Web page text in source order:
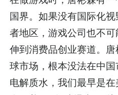
国界。如果没有国际化
者地区，游戏公司也不
伸到消费品创业赛道。
球市场，根本没法在中
电解质水，我们最早是